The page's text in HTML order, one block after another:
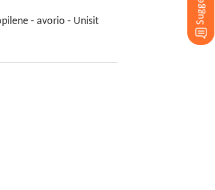
- avorio - Unisit